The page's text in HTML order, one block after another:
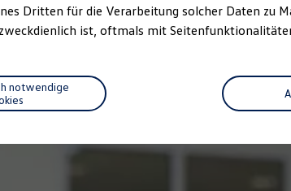
Dritten für die Verarbeitung solcher Daten zu
ist, oftmals mit
notwendige